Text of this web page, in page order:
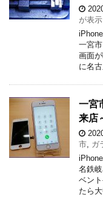
が表
一宮
画面
に名
一宮
来店
市, ガ
名鉄
ベン
たら